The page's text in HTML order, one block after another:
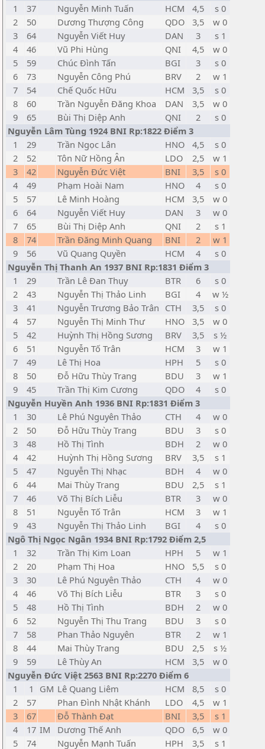
1
37 Nguyễn Minh Tuấn HCM 4,5
s 0
2
50 Dương Thượng Công QDO 3,5
w 0
3
64 Nguyễn Viết Huy DAN 3
s 1
4
46 Vũ Phi Hùng QNI 4,5
w 0
5
59 Chúc Đình Tấn BGI 3
s 0
6
73 Nguyễn Công Phú BRV 2
w 1
7
54 Chế Quốc Hữu HCM 3,5
s 0
8
60 Trần Nguyễn Đăng Khoa DAN 3,5
w 0
9
65 Bùi Thị Diệp Anh QNI 2
s 0
Nguyễn Lâm Tùng 1924 BNI Rp:1822 Điểm 3
1
29 Trần Ngọc Lân HNO 4,5
s 0
2
52 Tôn Nữ Hồng Ân LDO 2,5
w 1
3
42 Nguyễn Đức Việt BNI 3,5
s 0
4
49 Phạm Hoài Nam HNO 4
s 0
5
57 Lê Minh Hoàng HCM 3,5
w 0
6
64 Nguyễn Viết Huy DAN 3
w 0
7
65 Bùi Thị Diệp Anh QNI 2
s 1
8
74 Trần Đăng Minh Quang BNI 2
w 1
9
56 Vũ Quang Quyền HCM 4
s 0
Nguyễn Thị Thanh An 1937 BNI Rp:1831 Điểm 3
1
29 Trần Lê Đan Thụy BTR 6
s 0
2
43 Nguyễn Thị Thảo Linh BGI 4
w ½
3
41 Nguyễn Trương Bảo Trân CTH 3,5
s 0
4
57 Nguyễn Thị Minh Thư HNO 3,5
w 0
5
42 Huỳnh Thị Hồng Sương BRV 3,5
s ½
6
51 Nguyễn Tố Trân HCM 3
w 1
7
49 Lê Thị Hoa HPH 5
s 0
8
50 Đỗ Hữu Thùy Trang BDU 3
w 1
9
45 Trần Thị Kim Cương QDO 4
s 0
Nguyễn Huyền Anh 1936 BNI Rp:1831 Điểm 3
1
30 Lê Phú Nguyên Thảo CTH 4
w 0
2
50 Đỗ Hữu Thùy Trang BDU 3
s 0
3
48 Hồ Thị Tình BDH 2
w 0
4
42 Huỳnh Thị Hồng Sương BRV 3,5
s 1
5
47 Nguyễn Thị Nhạc BDH 4
w 0
6
44 Mai Thùy Trang BDU 2,5
s 1
7
46 Võ Thị Bích Liễu BTR 3
w 0
8
51 Nguyễn Tố Trân HCM 3
w 1
9
43 Nguyễn Thị Thảo Linh BGI 4
s 0
Ngô Thị Ngọc Ngân 1934 BNI Rp:1792 Điểm 2,5
1
32 Trần Thị Kim Loan HPH 5
w 1
2
20 Phạm Thị Hoa HNO 5,5
s 0
3
30 Lê Phú Nguyên Thảo CTH 4
w 0
4
46 Võ Thị Bích Liễu BTR 3
s 0
5
48 Hồ Thị Tình BDH 2
w 0
6
52 Nguyễn Thị Thu Trang BDU 3
s 0
7
58 Phan Thảo Nguyên BTR 2
w 1
8
44 Mai Thùy Trang BDU 2,5
s ½
9
59 Lê Thùy An HCM 3,5
w 0
Nguyễn Đức Việt 2563 BNI Rp:2270 Điểm 6
1
1 GM Lê Quang Liêm HCM 8,5
s 0
2
57 Phan Đình Nhật Khánh LDO 4,5
w 1
3
67 Đỗ Thành Đạt BNI 3,5
s 1
4
17 IM Dương Thế Anh QDO 6,5
w 0
5
74 Nguyễn Mạnh Tuấn HPH 3,5
s 1